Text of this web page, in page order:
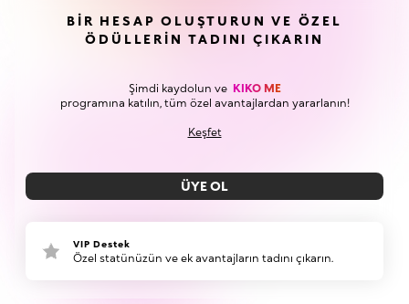
BIR HESAP OLUŞTURUN VE ÖZEL
ÖDÜLLERIN TADINI ÇIKARIN
Şimdi kaydolun ve KIKO ME
programına katılın, tüm özel avantajlardan yararlanın!
Keşfet
ÜYE OL
VIP Destek
Özel statünüzün ve ek avantajların tadını çıkarın.